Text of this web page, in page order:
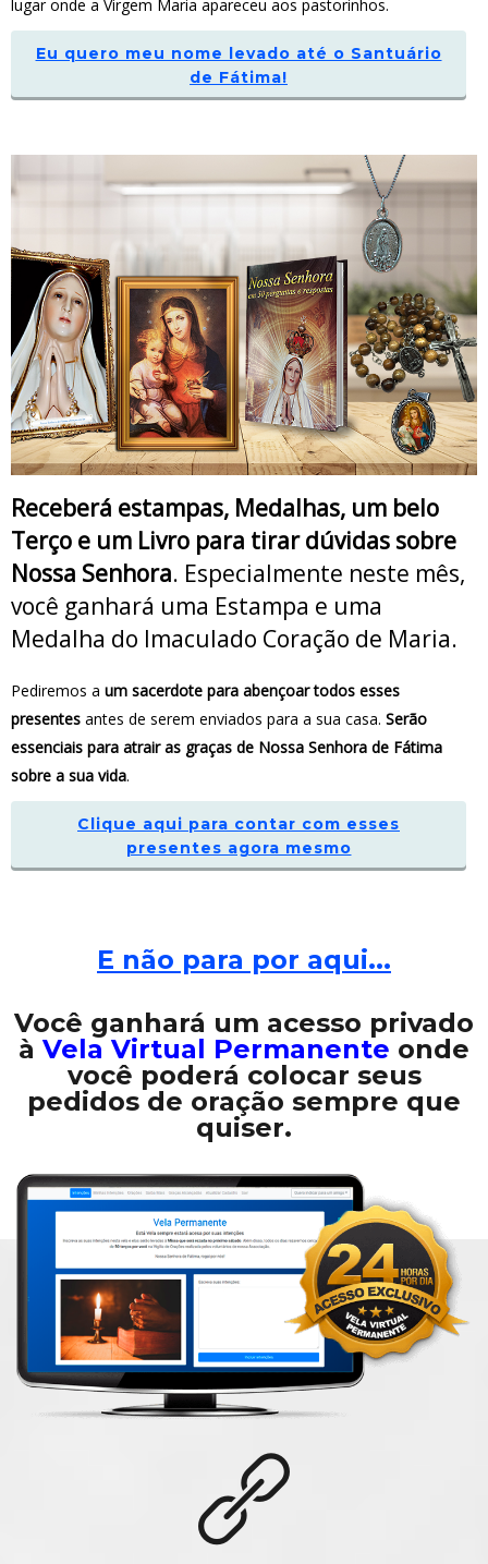
lugar onde a Virgem Maria apareceu aos pastorinhos.
Eu quero meu nome levado até o Santuário
de Fátima!
Receberá estampas, Medalhas, um belo
Terço e um Livro para tirar dúvidas sobre
Nossa Senhora. Especialmente neste mês,
você ganhará uma Estampa e uma
Medalha do Imaculado Coração de Maria.
Pediremos a um sacerdote para abençoar todos esses
presentes antes de serem enviados para a sua casa. Serão
essenciais para atrair as graças de Nossa Senhora de Fátima
sobre a sua vida.
Clique aqui para contar com esses
presentes agora mesmo
E não para por aqui...
Você ganhará um acesso privado
à Vela Virtual Permanente onde
você poderá colocar seus
pedidos de oração sempre que
quiser.